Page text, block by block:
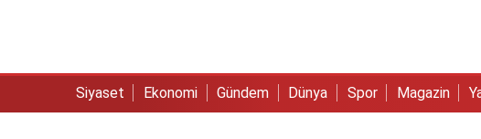
Siyaset Ekonomi Gündem Dünya Spor Magazin